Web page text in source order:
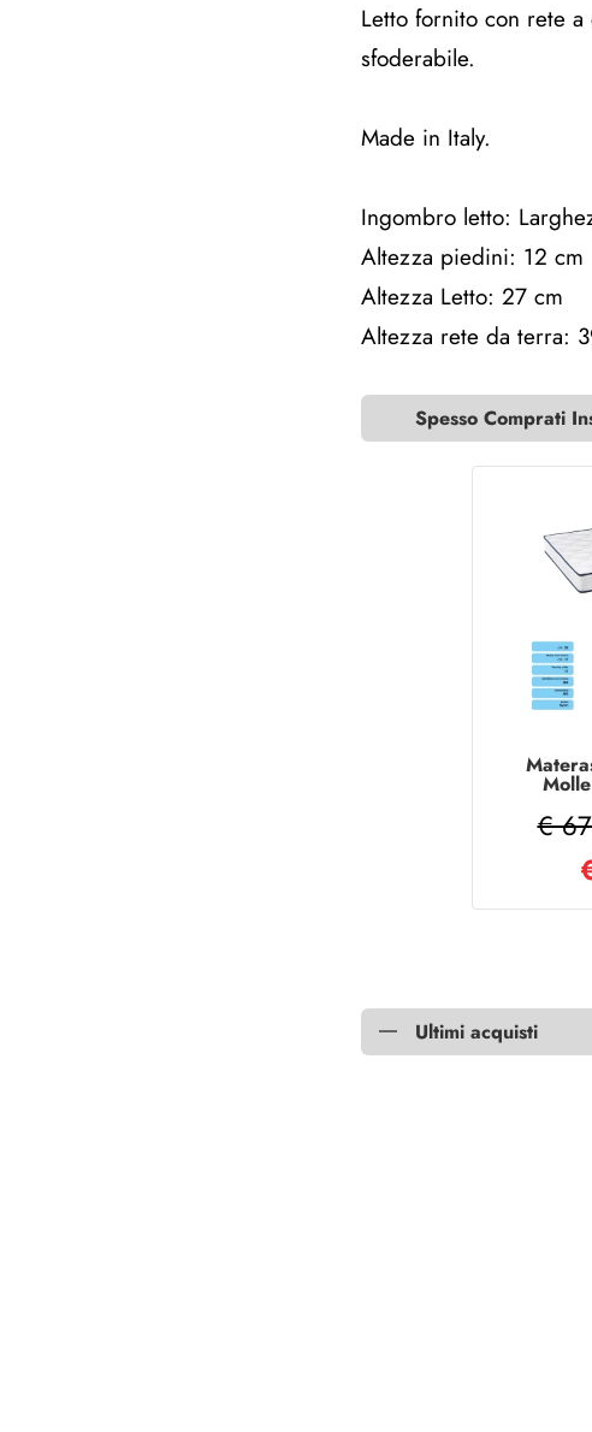
Letto fornito con rete
sfoderabile.
Made in Italy.
Ingombro letto:
Altezza piedini: 12 cm
Altezza Letto: 27 cm
Altezza rete da terra:
Spesso Comprati
€
Ultimi acquisti